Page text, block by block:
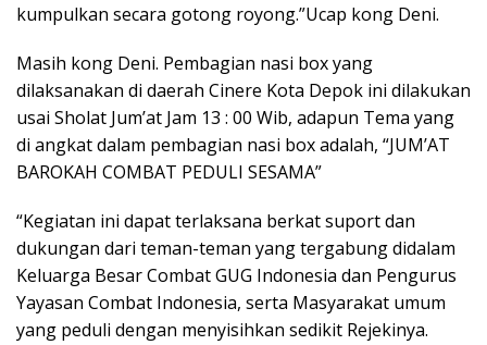
kumpulkan secara gotong royong.”Ucap kong Deni.
Masih kong Deni. Pembagian nasi box yang
dilaksanakan di daerah Cinere Kota Depok ini dilakukan
usai Sholat Jum’at Jam 13 : 00 Wib, adapun Tema yang
di angkat dalam pembagian nasi box adalah, “JUM’AT
BAROKAH COMBAT PEDULI SESAMA”
“Kegiatan ini dapat terlaksana berkat suport dan
dukungan dari teman-teman yang tergabung didalam
Keluarga Besar Combat GUG Indonesia dan Pengurus
Yayasan Combat Indonesia, serta Masyarakat umum
yang peduli dengan menyisihkan sedikit Rejekinya.